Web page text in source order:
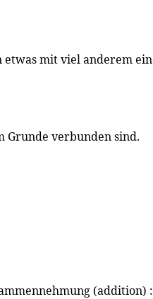
etwas mit viel anderem
Grunde verbunden sind.
(addition)